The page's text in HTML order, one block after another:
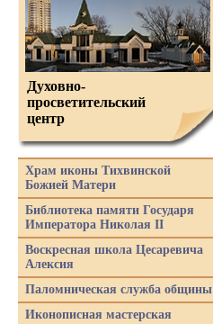
Духовно-
просветительский
центр
Храм иконы Тихвинской
Божией Матери
Библиотека памяти Государя
Императора Николая II
Воскресная школа Цесаревича
Алексия
Паломническая служба общины
Иконописная мастерская